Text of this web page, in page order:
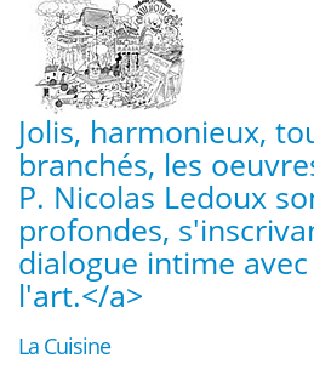
Jolis, harmonieux,
branchés, les
P. Nicolas Ledoux
profondes,
dialogue intime
l'art.</a>
La Cuisine